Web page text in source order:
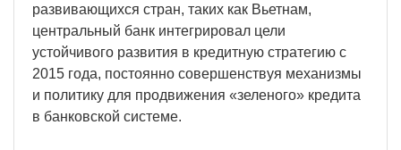
развивающихся стран, таких как Вьетнам,
центральный банк интегрировал цели
устойчивого развития в кредитную стратегию с
2015 года, постоянно совершенствуя механизмы
и политику для продвижения «зеленого» кредита
в банковской системе.